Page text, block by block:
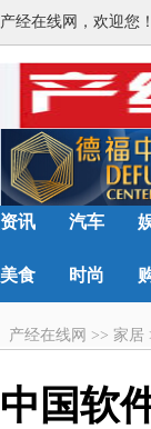
产经在线网，欢迎您！
资讯 汽车
美食 时尚
产经在线网 >> 家居
中国软